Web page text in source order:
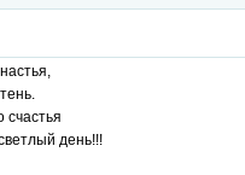
день!!!